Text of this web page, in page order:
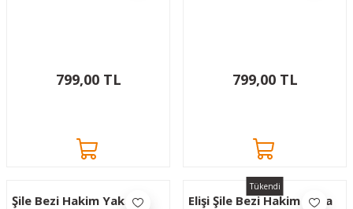
799,00 TL 799,00 TL
Şile Bezi Hakim Yaka
Tükendi
Elişi Şile Bezi Hakim Yaka